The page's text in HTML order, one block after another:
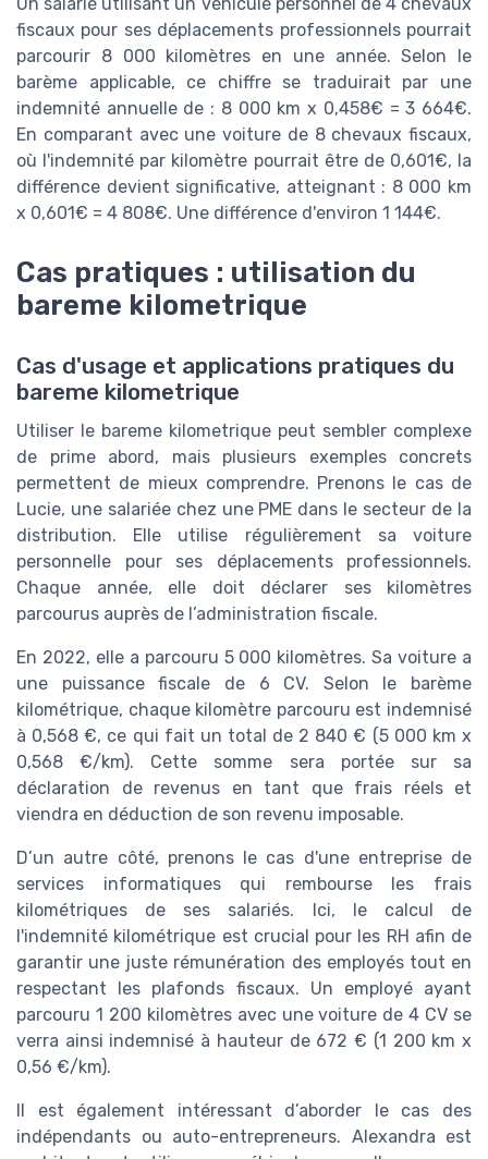
fiscaux pour ses déplacements professionnels pourrait
parcourir 8 000 kilomètres en une année. Selon le
barème applicable, ce chiffre se traduirait par une
indemnité annuelle de : 8 000 km x 0,458€ = 3 664€.
En comparant avec une voiture de 8 chevaux fiscaux,
où l'indemnité par kilomètre pourrait être de 0,601€, la
différence devient significative, atteignant : 8 000 km
x 0,601€ = 4 808€. Une différence d'environ 1 144€.
Cas pratiques : utilisation du
bareme kilometrique
Cas d'usage et applications pratiques du
bareme kilometrique
Utiliser le bareme kilometrique peut sembler complexe
de prime abord, mais plusieurs exemples concrets
permettent de mieux comprendre. Prenons le cas de
Lucie, une salariée chez une PME dans le secteur de la
distribution. Elle utilise régulièrement sa voiture
personnelle pour ses déplacements professionnels.
Chaque année, elle doit déclarer ses kilomètres
parcourus auprès de l’administration fiscale.
En 2022, elle a parcouru 5 000 kilomètres. Sa voiture a
une puissance fiscale de 6 CV. Selon le barème
kilométrique, chaque kilomètre parcouru est indemnisé
à 0,568 €, ce qui fait un total de 2 840 € (5 000 km x
0,568 €/km). Cette somme sera portée sur sa
déclaration de revenus en tant que frais réels et
viendra en déduction de son revenu imposable.
D’un autre côté, prenons le cas d'une entreprise de
services informatiques qui rembourse les frais
kilométriques de ses salariés. Ici, le calcul de
l'indemnité kilométrique est crucial pour les RH afin de
garantir une juste rémunération des employés tout en
respectant les plafonds fiscaux. Un employé ayant
parcouru 1 200 kilomètres avec une voiture de 4 CV se
verra ainsi indemnisé à hauteur de 672 € (1 200 km x
0,56 €/km).
Il est également intéressant d’aborder le cas des
indépendants ou auto-entrepreneurs. Alexandra est